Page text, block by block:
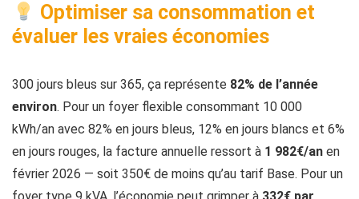
Optimiser sa consommation et
évaluer les vraies économies
300 jours bleus sur 365, ça représente 82% de l’année
environ. Pour un foyer flexible consommant 10 000
kWh/an avec 82% en jours bleus, 12% en jours blancs et 6%
en jours rouges, la facture annuelle ressort à 1 982€/an en
février 2026 — soit 350€ de moins qu’au tarif Base. Pour un